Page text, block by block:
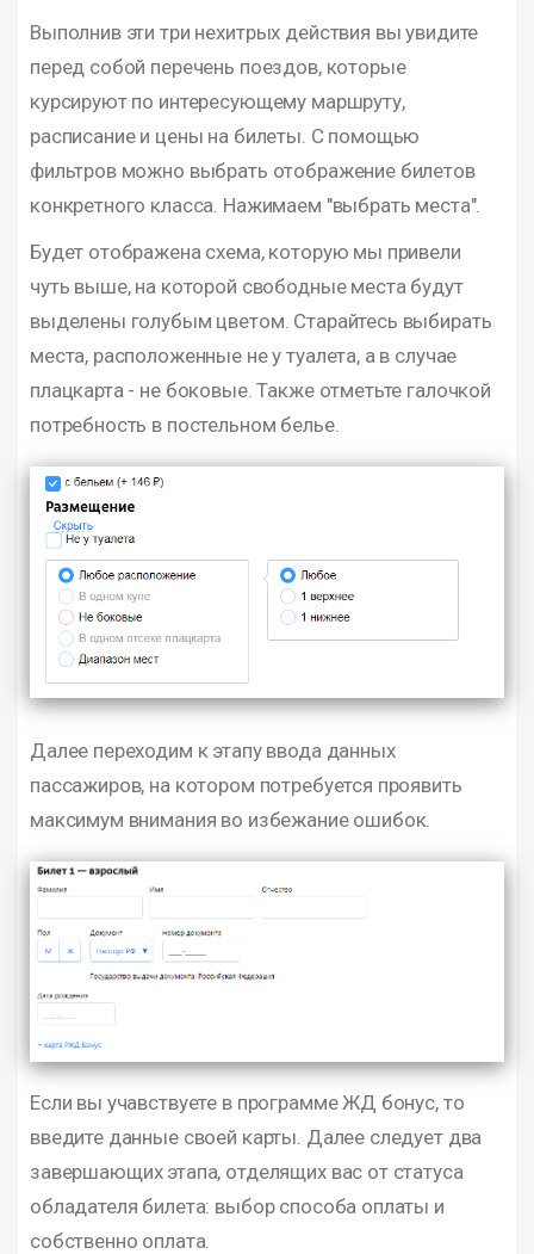
Выполнив эти три нехитрых действия вы увидите
перед собой перечень поездов, которые
курсируют по интересующему маршруту,
расписание и цены на билеты. С помощью
фильтров можно выбрать отображение билетов
конкретного класса. Нажимаем "выбрать места".
Будет отображена схема, которую мы привели
чуть выше, на которой свободные места будут
выделены голубым цветом. Старайтесь выбирать
места, расположенные не у туалета, а в случае
плацкарта - не боковые. Также отметьте галочкой
потребность в постельном белье.
Далее переходим к этапу ввода данных
пассажиров, на котором потребуется проявить
максимум внимания во избежание ошибок.
Если вы учавствуете в программе ЖД бонус, то
введите данные своей карты. Далее следует два
завершающих этапа, отделящих вас от статуса
обладателя билета: выбор способа оплаты и
собственно оплата.